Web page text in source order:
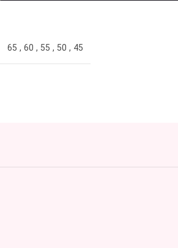
45
,
50
,
55
,
60
,
65